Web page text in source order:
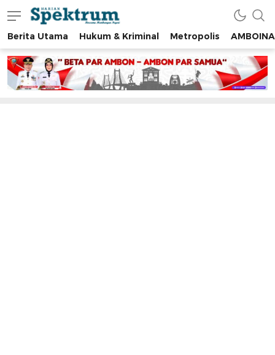
spektrumonline.com
Berita Utama Hukum & Kriminal Metropolis AMBOINA